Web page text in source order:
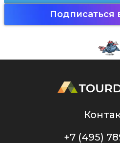
Подписаться
+7 (495)